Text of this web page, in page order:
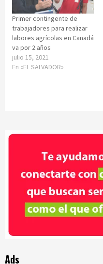
Primer contingente de
trabajadores para realizar
labores agrícolas en Canadá
va por 2 años
julio 15, 2021
En «EL SALVADOR»
Ads